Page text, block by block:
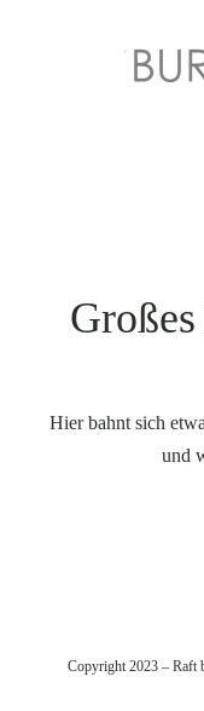
Hier bahnt sich
und
Copyright 2023 – Raft